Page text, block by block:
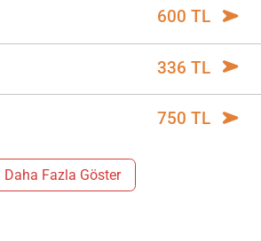
600 TL
336 TL
750 TL
Daha Fazla Göster